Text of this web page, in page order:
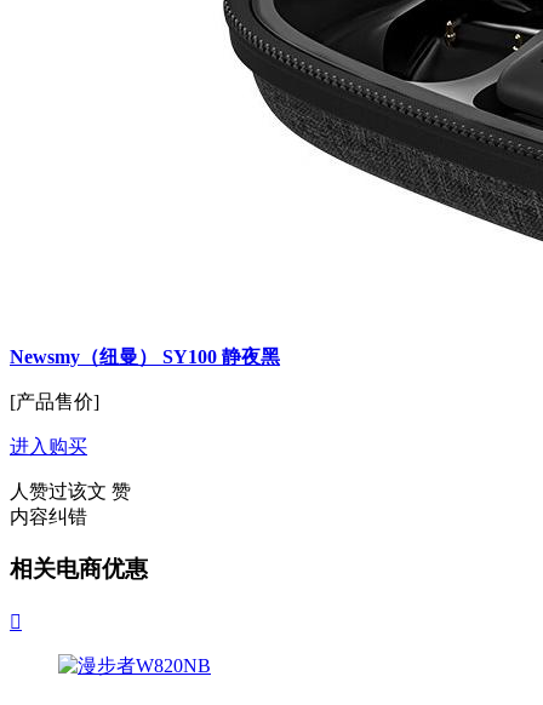
Newsmy（纽曼） SY100 静夜黑
[产品售价]
进入购买
人赞过该文 赞
内容纠错
相关电商优惠
